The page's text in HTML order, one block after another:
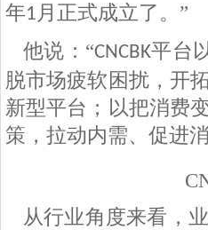
年1 月正式成立了。”
他说：“CNCBK平台
脱市场疲软困扰，开
新型平台；以把消费
策，拉动内需、促进
从行业角度来看，